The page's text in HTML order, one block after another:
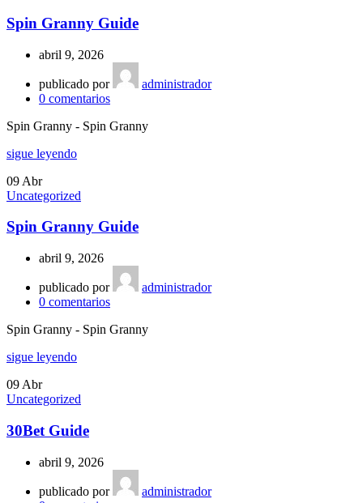
Spin Granny Guide
abril 9, 2026
publicado por
administrador
0 comentarios
Spin Granny - Spin Granny
sigue leyendo
09 Abr
Uncategorized
Spin Granny Guide
abril 9, 2026
publicado por
administrador
0 comentarios
Spin Granny - Spin Granny
sigue leyendo
09 Abr
Uncategorized
30Bet Guide
abril 9, 2026
publicado por
administrador